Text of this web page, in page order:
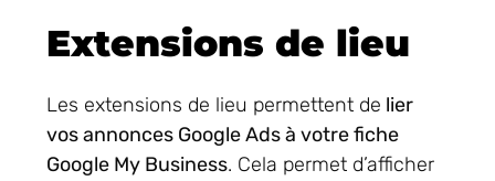
Extensions de lieu
Les extensions de lieu permettent de lier
vos annonces Google Ads à votre fiche
Google My Business. Cela permet d’afficher